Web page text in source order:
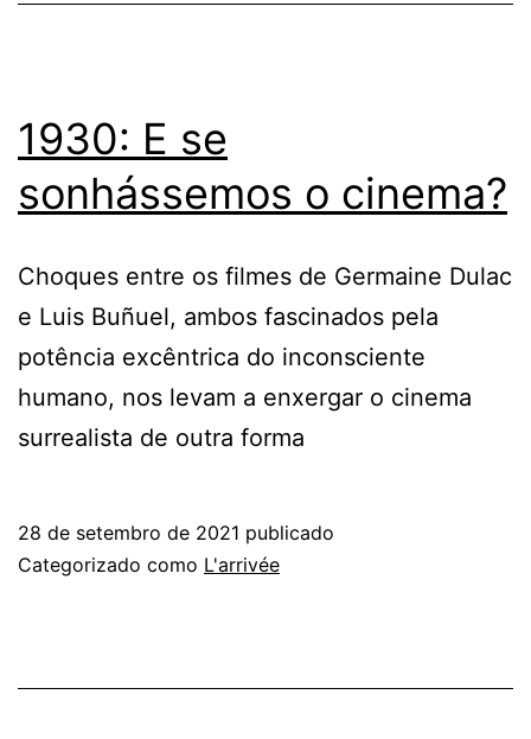
1930: E se
sonhássemos o cinema?
Choques entre os filmes de Germaine Dulac
e Luis Buñuel, ambos fascinados pela
potência excêntrica do inconsciente
humano, nos levam a enxergar o cinema
surrealista de outra forma
28 de setembro de 2021 publicado
Categorizado como L'arrivée